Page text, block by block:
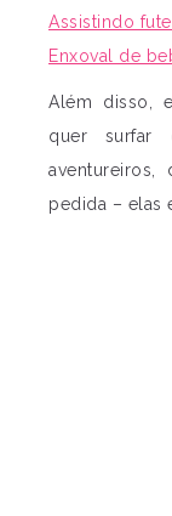
Assistindo
Enxoval de
Além disso,
quer surfar
pedida – elas